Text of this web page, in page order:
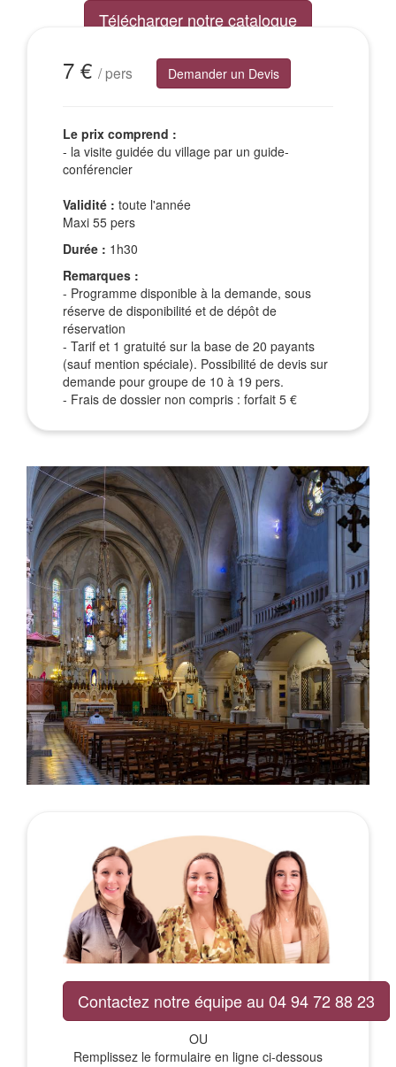
Télécharger notre catalogue
7 € / pers Demander un Devis
Le prix comprend :
- la visite guidée du village par un guide-
conférencier
Validité : toute l'année
Maxi 55 pers
Durée : 1h30
Remarques :
- Programme disponible à la demande, sous
réserve de disponibilité et de dépôt de
réservation
- Tarif et 1 gratuité sur la base de 20 payants
(sauf mention spéciale). Possibilité de devis sur
demande pour groupe de 10 à 19 pers.
- Frais de dossier non compris : forfait 5 €
Contactez notre équipe au 04 94 72 88 23
OU
Remplissez le formulaire en ligne ci-dessous